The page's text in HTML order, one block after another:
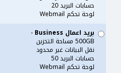
حسابات البريد 20
لوحة تحكم Webmail
بريد اعمال Business
-
500GB مساحة التخزين
نقل البيانات غير محدود
حسابات البريد 50
لوحة تحكم Webmail